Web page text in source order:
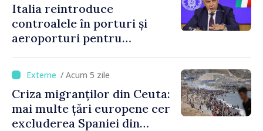
Italia reintroduce
controalele în porturi și
aeroporturi pentru
crizei migranților din Ceuta
/ Acum 5 zile
Criza migranților din Ceuta:
mai multe țări europene cer
excluderea Spaniei din